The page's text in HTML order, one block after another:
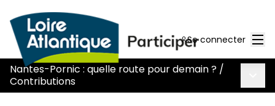
Se connecter
Nantes-Pornic : quelle route pour demain ? /
Contributions